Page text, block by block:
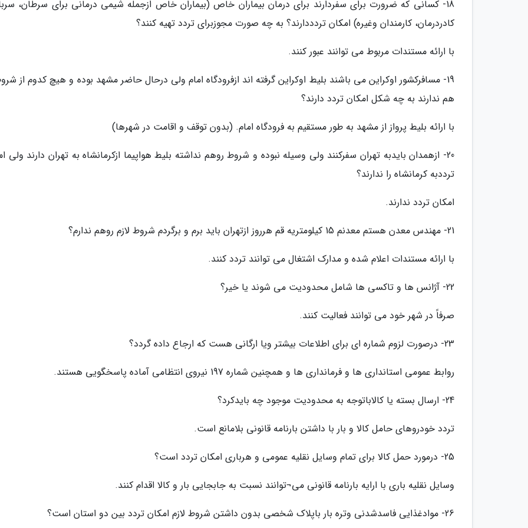
18- کسانی که ضرورت برای سفردارند برای درمان بیماران خاص (بیماران خاص ازجمله شیمی درمانی برای سرطان،
کادردرمان، کارمندان وغیره) امکان تردددارند؟ به چه صورت مجوزبرای تردد تهیه کنند؟
با ارائه مستندات مربوط می توانند عبور کنند.
19- مسافرکشور اوکراین می باشند بلیط اوکراین گرفته اند ازفرودگاه امام ولی درحال حاضر مشهد بوده و هیچ کدوم از
هم ندارند به چه شکل امکان تردد دارند؟
با ارائه بلیط پرواز از مشهد به طور مستقیم به فرودگاه امام. (بدون توقف و اقامت در شهرها)
20- ازهمدان بایدبه تهران سفرکنند ولی وسیله نبوده و شروط روهم نداشته بلیط هواپیما ازکرمانشاه به تهران دارند ولی
ترددبه کرمانشاه را ندارند؟
امکان تردد ندارند.
21- مهندس معدن هستم معدنم 15 کیلومتریه قم هرروز ازتهران باید برم و برگردم شروط لازم روهم ندارم؟
با ارائه مستندات اعلام شده و مدارک اشتغال می توانند تردد کنند.
22- آژانس ها و تاکسی ها شامل محدودیت می شوند یا خیر؟
صرفاً در شهر خود می توانند فعالیت کنند.
23- درصورت لزوم شماره ای برای اطلاعات بیشتر ویا ارگانی هست که ارجاع داده گردد؟
روابط عمومی استانداری ها و فرمانداری ها و همچنین شماره 197 نیروی انتظامی آماده پاسخگویی هستند.
24- ارسال بسته یا کالاباتوجه به محدودیت موجود چه بایدکرد؟
تردد خودروهای حامل کالا و بار با داشتن بارنامه قانونی بلامانع است.
25- درمورد حمل کالا برای تمام وسایل نقلیه عمومی و هرباری امکان تردد است؟
وسایل نقلیه باری با ارایه بارنامه قانونی می¬توانند نسبت به جابجایی بار و کالا اقدام کنند.
26- موادغذایی فاسدشدنی وتره بار باپلاک شخصی بدون داشتن شروط لازم امکان تردد بین دو استان است؟